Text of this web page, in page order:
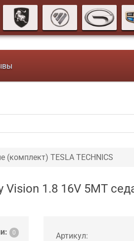
(комплект) TESLA TECHNICS
1.8 16V 5MT
0 Артикул: